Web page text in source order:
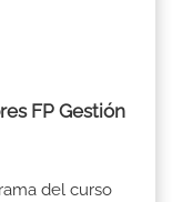
FP Gestión
del curso